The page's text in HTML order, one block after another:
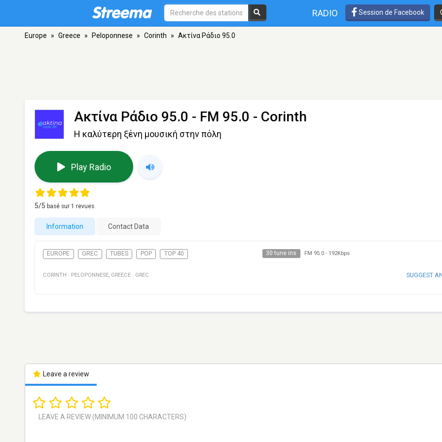
RADIO Session de Facebook
Europe » Greece » Peloponnese » Corinth » Ακτίνα Ράδιο 95.0
Ακτίνα Ράδιο 95.0 - FM 95.0 - Corinth
H καλύτερη ξένη μουσική στην πόλη
Play Radio
5/5 basé sur 1 revues.
Information Contact Data
EUROPE GREC TUBES POP TOP 40 30 tune ins FM 95.0- 192Kbps
CORINTH · PELOPONNESE, GREECE · GREC SUGGEST
Leave a review